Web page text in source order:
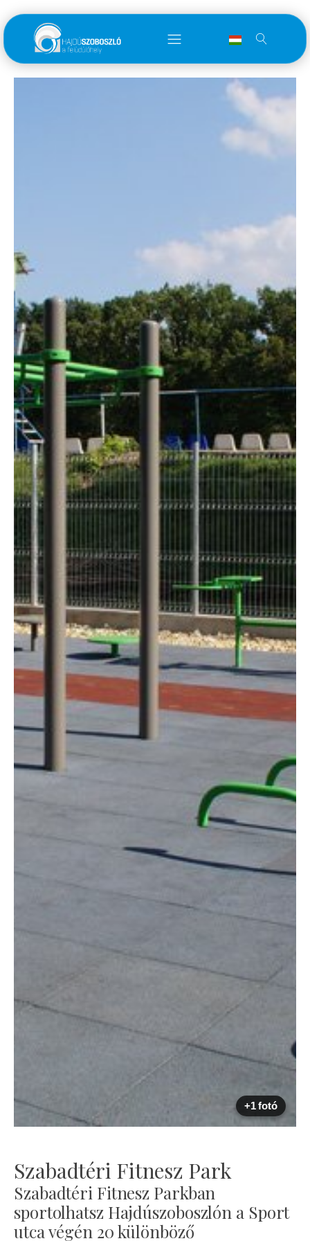
+1 fotó
Szabadtéri Fitnesz Park
Szabadtéri Fitnesz Parkban
sportolhatsz Hajdúszoboszlón a Sport
utca végén 20 különböző